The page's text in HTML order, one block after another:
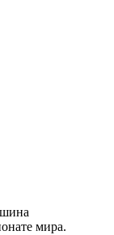
мира.